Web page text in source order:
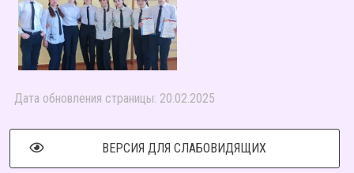
Дата обновления страницы: 20.02.2025
ВЕРСИЯ ДЛЯ СЛАБОВИДЯЩИХ